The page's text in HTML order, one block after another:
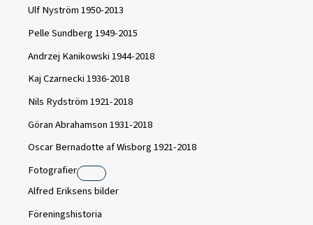
Ulf Nyström 1950-2013
Pelle Sundberg 1949-2015
Andrzej Kanikowski 1944-2018
Kaj Czarnecki 1936-2018
Nils Rydström 1921-2018
Göran Abrahamson 1931-2018
Oscar Bernadotte af Wisborg 1921-2018
Fotografier
Alfred Eriksens bilder
Föreningshistoria